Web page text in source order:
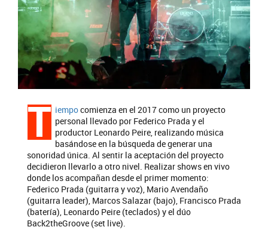
T iempocomienza en el 2017 como un proyecto
personal llevado por Federico Prada y el
productor Leonardo Peire, realizando música
basándose en la búsqueda de generar una
sonoridad única. Al sentir la aceptación del proyecto
decidieron llevarlo a otro nivel. Realizar shows en vivo
donde los acompañan desde el primer momento:
Federico Prada (guitarra y voz), Mario Avendaño
(guitarra leader), Marcos Salazar (bajo), Francisco Prada
(batería), Leonardo Peire (teclados) y el dúo
Back2theGroove (set live).